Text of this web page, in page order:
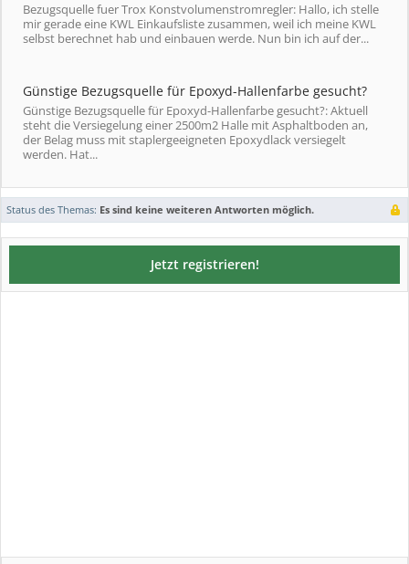
Bezugsquelle fuer Trox Konstvolumenstromregler: Hallo, ich stelle
mir gerade eine KWL Einkaufsliste zusammen, weil ich meine KWL
selbst berechnet hab und einbauen werde. Nun bin ich auf der...
Günstige Bezugsquelle für Epoxyd-Hallenfarbe gesucht?
Günstige Bezugsquelle für Epoxyd-Hallenfarbe gesucht?: Aktuell
steht die Versiegelung einer 2500m2 Halle mit Asphaltboden an,
der Belag muss mit staplergeeigneten Epoxydlack versiegelt
werden. Hat...
Status des Themas: Es sind keine weiteren Antworten möglich.
Jetzt registrieren!